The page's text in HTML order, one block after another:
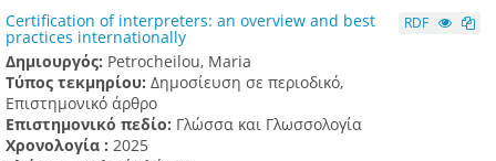
Certification of interpreters: an overview and best
practices internationally
Δημιουργός: Petrocheilou, Maria
Τύπος τεκμηρίου: Δημοσίευση σε περιοδικό,
Επιστημονικό άρθρο
Επιστημονικό πεδίο: Γλώσσα και Γλωσσολογία
Χρονολογία : 2025
RDF